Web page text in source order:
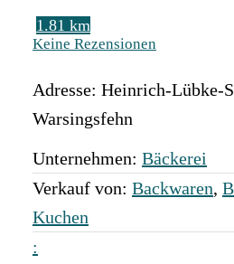
1.81 km
Keine Rezensionen
Adresse: Heinrich-Lübke-
Warsingsfehn
Unternehmen: Bäckerei
Verkauf von: Backwaren,
Kuchen
: